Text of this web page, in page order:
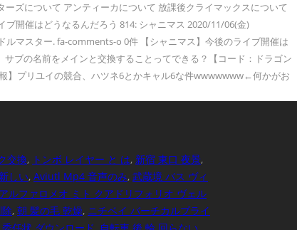
ズについて アンティーカについて 放課後クライマックスについて
ブ開催はどうなるんだろう 814: シャニマス 2020/11/06(金)
マスター. fa-comments-o 0件 【シャニマス】今後のライブ開催は
ブの名前をメインと交換することってできる？【コード：ドラゴン
】プリユイの競合、ハツネ6とかキャル6な件wwwwwww←何かがお
交換, トンボ レイヤー と は, 新宿 東口 夜景,
しい, Aviutl Mp4 音声のみ, 武蔵境 バス ヴィ
アルファロメオ ミト クアドリフォリオ ヴェル
, 朝 髪の毛 乾燥, ニチベイ バーチカルブライ